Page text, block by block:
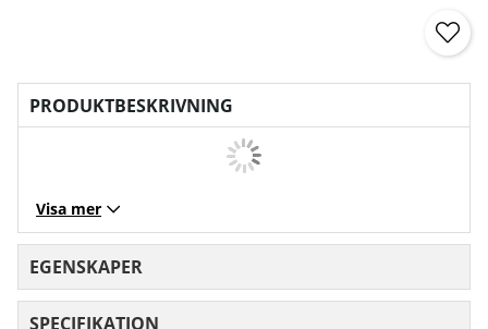
PRODUKTBESKRIVNING
Visa mer
EGENSKAPER
SPECIFIKATION